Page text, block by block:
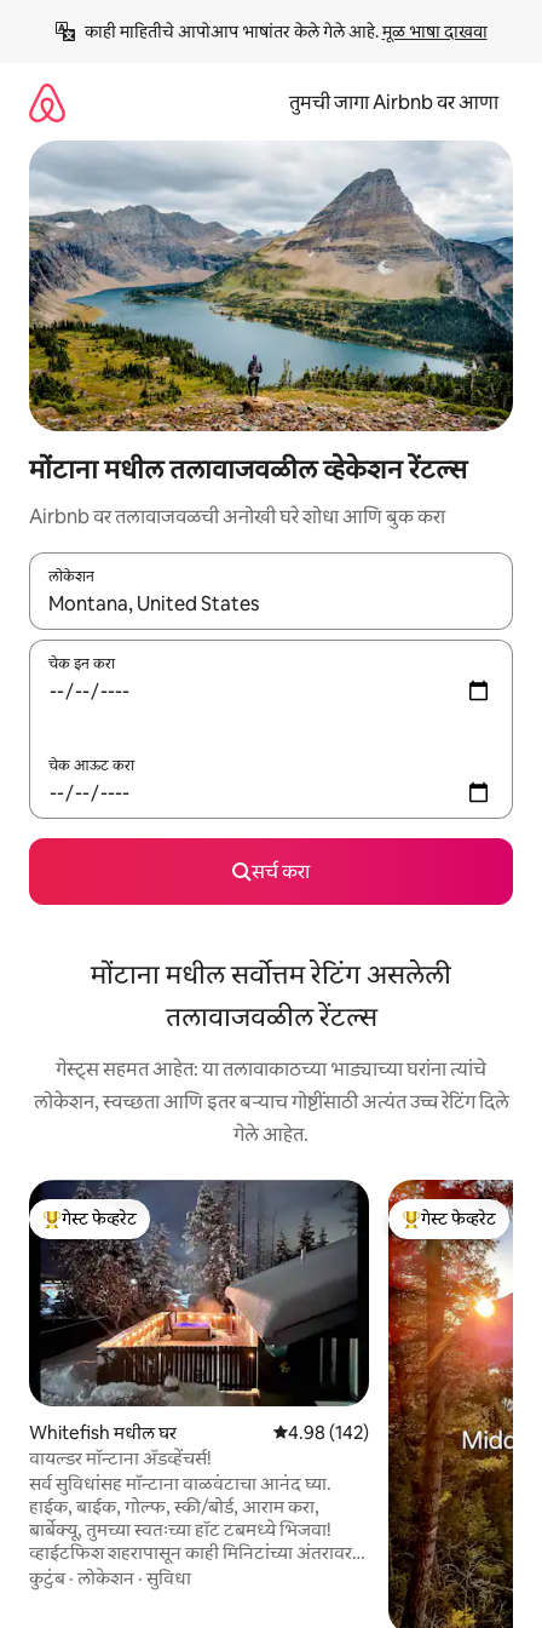
काही माहितीचे आपोआप भाषांतर केले गेले आहे. मूळ भाषा दाखवा
तुमची जागा Airbnb वर आणा
मोंटाना मधील तलावाजवळील व्हेकेशन रेंटल्स
Airbnb वर तलावाजवळची अनोखी घरे शोधा आणि बुक करा
लोकेशन
जेव्हा परिणाम उपलब्ध असतील, तेव्हा वरच्या आणि खाली बाणांच्या किजसह
चेक इन करा
चेक आऊट करा
सर्च करा
मोंटाना मधील सर्वोत्तम रेटिंग असलेली
तलावाजवळील रेंटल्स
गेस्ट्स सहमत आहेत: या तलावाकाठच्या भाड्याच्या घरांना त्यांचे
लोकेशन, स्वच्छता आणि इतर बऱ्याच गोष्टींसाठी अत्यंत उच्च रेटिंग दिले
गेले आहेत.
टॉप गेस्ट फेव्हरेट
गेस्ट फेव्हरेट
Whitefish मधील घर 5 पैकी 4.98 सरासरी रेटिंग, 142 रिव्ह्यूज
4.98 (142)
वायल्डर मॉन्टाना ॲडव्हेंचर्स!
सर्व सुविधांसह मॉन्टाना वाळवंटाचा आनंद घ्या.
हाईक, बाईक, गोल्फ, स्की/बोर्ड, आराम करा,
बार्बेक्यू, तुमच्या स्वतःच्या हॉट टबमध्ये भिजवा!
व्हाईटफिश शहरापासून काही मिनिटांच्या अंतरावर
असलेला खाजगी परिसर! व्हाईटफिश माऊंटन स्की
रिसॉर्टपासून 8 मैलांच्या अंतरावर, ग्लेशियर नॅशनल
कुटुंब·लोकेशन ·सुविधा
टॉप गेस्ट फेव्हरेट
गेस्ट फेव्हरेट